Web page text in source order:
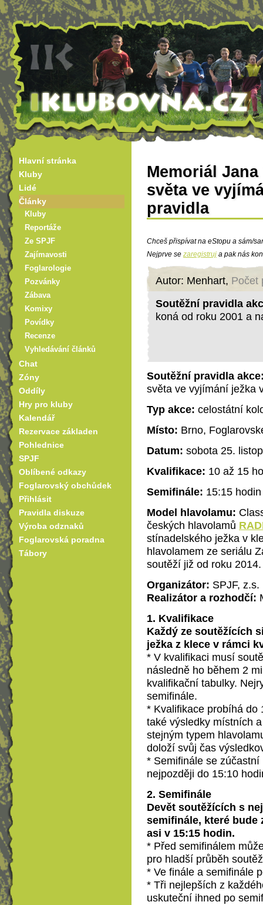
Memoriál
světa ve
pravidla
Chceš přispívat na eStopu a sám/
Nejprve se zaregistruj a pak nás
Autor: Menhart, Počet
Soutěžní pravidla
koná od roku 2001 a
Soutěžní pravidla
světa ve vyjímání ježka
Typ akce: celostátní
Místo: Brno,
Datum: sobota 25.
Kvalifikace: 10 až 15
Semifinále: 15:15 hodin
Model hlavolamu:
českých hlavolamů
stínadelského ježka v
hlavolamem ze seriálu
soutěží již od roku 2014.
Organizátor: SPJF, z.s.
Realizátor a rozhodčí:
1. Kvalifikace
Každý ze soutěžících
ježka z klece v rámci
* V kvalifikaci musí
následně ho během 2
kvalifikační tabulky.
semifinále.
* Kvalifikace probíhá
také výsledky místních
stejným typem
doloží svůj čas
* Semifinále se
nejpozději do 15:10
2. Semifinále
Devět soutěžících s
semifinále, které bude
asi v 15:15 hodin.
* Před semifinálem
pro hladší průběh
* Ve finále a semifinále
* Tři nejlepších z
uskuteční ihned po
Hlavní stránka
Kluby
Lidé
Články
Kluby
Reportáže
Ze SPJF
Zajímavosti
Foglarologie
Pozvánky
Zábava
Komixy
Povídky
Recenze
Vyhledávání článků
Chat
Zóny
Oddíly
Hry pro kluby
Kalendář
Rezervace základen
Pohlednice
SPJF
Oblíbené odkazy
Foglarovský obchůdek
Přihlásit
Pravidla diskuze
Výroba odznaků
Foglarovská poradna
Tábory